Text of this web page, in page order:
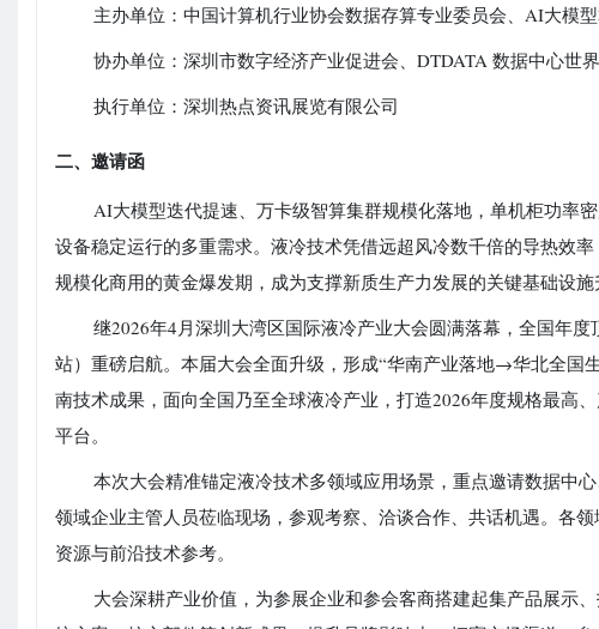
主办单位：中国计算机行业协会数据存算专业委员会、AI大模
协办单位：深圳市数字经济产业促进会、DTDATA 数据中心世
执行单位：深圳热点资讯展览有限公司
二、邀请函
AI大模型迭代提速、万卡级智算集群规模化落地，单机柜功率
设备稳定运行的多重需求。液冷技术凭借远超风冷数千倍的导热效
规模化商用的黄金爆发期，成为支撑新质生产力发展的关键基础设施
继2026年4月深圳大湾区国际液冷产业大会圆满落幕，全国年
站）重磅启航。本届大会全面升级，形成“华南产业落地→华北全国
南技术成果，面向全国乃至全球液冷产业，打造2026年度规格最高
平台。
本次大会精准锚定液冷技术多领域应用场景，重点邀请数据中
领域企业主管人员莅临现场，参观考察、洽谈合作、共话机遇。各
资源与前沿技术参考。
大会深耕产业价值，为参展企业和参会客商搭建起集产品展示